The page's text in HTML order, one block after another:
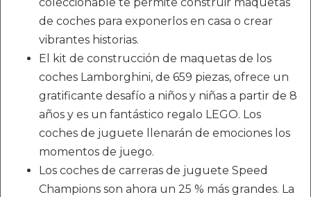
de coches para exponerlos en casa o crear
vibrantes historias.
El kit de construcción de maquetas de los
coches Lamborghini, de 659 piezas, ofrece un
gratificante desafío a niños y niñas a partir de 8
años y es un fantástico regalo LEGO. Los
coches de juguete llenarán de emociones los
momentos de juego.
Los coches de carreras de juguete Speed
Champions son ahora un 25 % más grandes. La